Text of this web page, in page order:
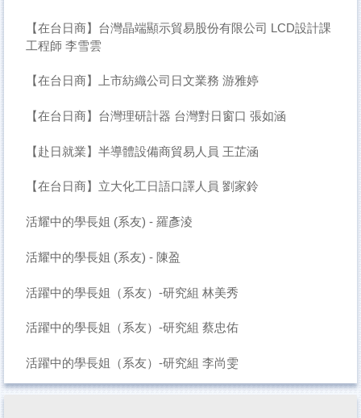
【在台日商】台灣晶端顯示貿易股份有限公司 LCD設計課
工程師 李雪雲
【在台日商】上市紡織公司日文業務 游雅婷
【在台日商】台灣理研計器 台灣對日窗口 張如涵
【赴日就業】半導體設備商貿易人員 王芷涵
【在台日商】立大化工日語口譯人員 劉家鈴
活耀中的學長姐 (系友) - 羅彥淩
活耀中的學長姐 (系友) - 陳盈
活躍中的學長姐（系友）-研究組 林美秀
活躍中的學長姐（系友）-研究組 蔡忠佑
活躍中的學長姐（系友）-研究組 李尚雯